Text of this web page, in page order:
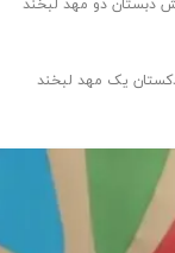
یک مهد لبخند